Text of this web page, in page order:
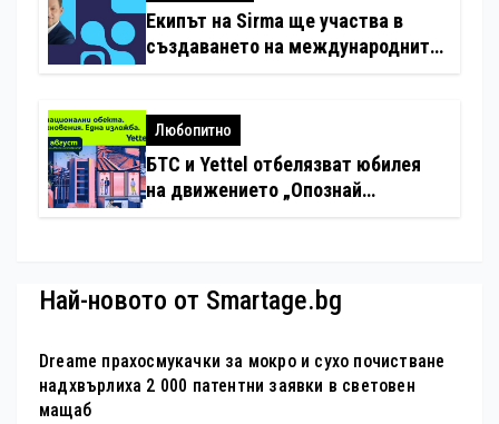
Екипът на Sirma ще участва в
създаването на международните
хотелиерството
Любопитно
БТС и Yettel отбелязват юбилея
на движението „Опознай
Най-новото от Smartage.bg
Dreame прахосмукачки за мокро и сухо почистване
надхвърлиха 2 000 патентни заявки в световен
мащаб